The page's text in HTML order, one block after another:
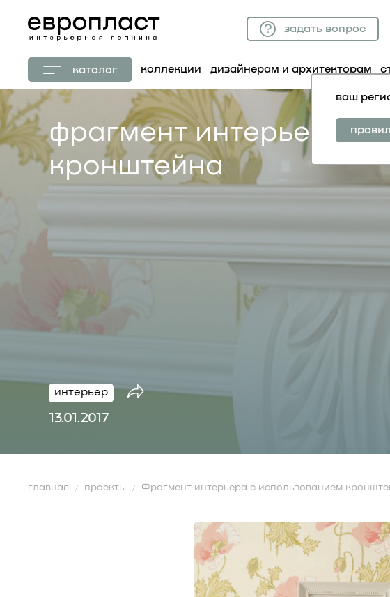
задать вопрос
каталог коллекции дизайнерам и архитекторам
ваш
фрагмент интерьера с
кронштейна
интерьер
13.01.2017
главная проекты Фрагмент интерьера с использованием